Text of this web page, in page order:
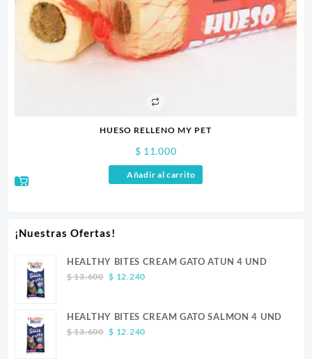
HUESO RELLENO MY PET
$ 11.000
Añadir al carrito
¡Nuestras Ofertas!
HEALTHY BITES CREAM GATO ATUN 4 UND
$13.600 Original
$ 13.600.
$ 12.240Current
$ 12.240.
HEALTHY BITES CREAM GATO SALMON 4 UND
$13.600 Original
$ 12.240Current